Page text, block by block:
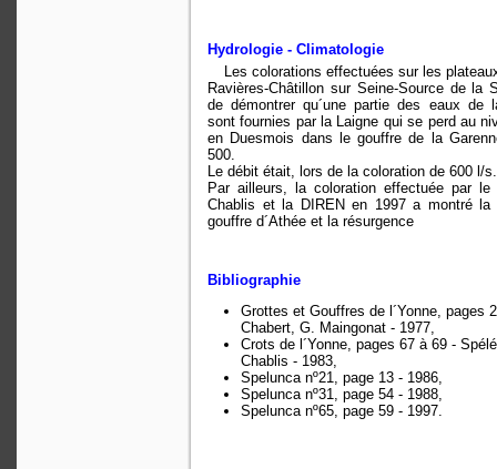
Hydrologie - Climatologie
Les colorations effectuées sur les
Ravières-Châtillon sur Seine-Source de la
de démontrer qu´une partie des eaux de
sont fournies par la Laigne qui se perd au
en Duesmois dans le gouffre de la
500.
Le débit était, lors de la coloration de 600 l/s.
Par ailleurs, la coloration effectuée par le
Chablis et la DIREN en 1997 a montré la
gouffre d´Athée et la résurgence
Bibliographie
Grottes et Gouffres de l´Yonne, pages
Chabert, G. Maingonat - 1977,
Crots de l´Yonne, pages 67 à 69 -
Chablis - 1983,
Spelunca nº21, page 13 - 1986,
Spelunca nº31, page 54 - 1988,
Spelunca nº65, page 59 - 1997.